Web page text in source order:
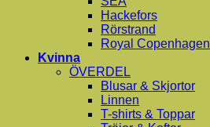
Hackefors
Rörstrand
Royal Copenhagen
Kvinna
ÖVERDEL
Blusar & Skjortor
Linnen
T-shirts & Toppar